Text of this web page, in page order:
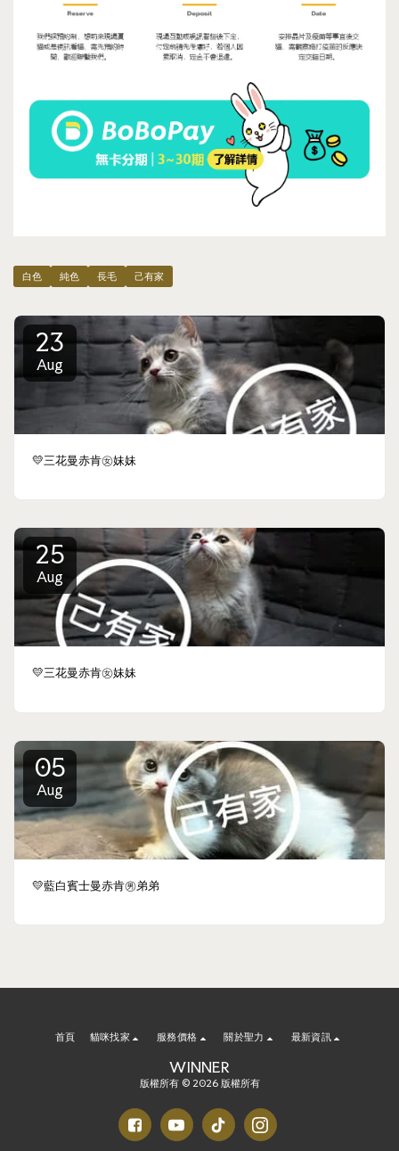
白色 純色 長毛 己有家
23
Aug
💛三花曼赤肯㊛妹妹
25
Aug
💛三花曼赤肯㊛妹妹
05
Aug
💛藍白賓士曼赤肯㊚弟弟
WINNER
版權所有 © 2026 版權所有
首頁 貓咪找家 服務價格 關於聖力 最新資訊